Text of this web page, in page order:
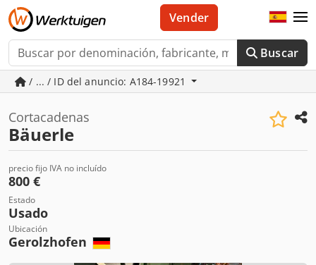
Buscar
Vender
/ ... / ID del anuncio: A184-19921
Cortacadenas
Bäuerle
precio fijo IVA no incluído
800 €
Estado
Usado
Ubicación
Gerolzhofen